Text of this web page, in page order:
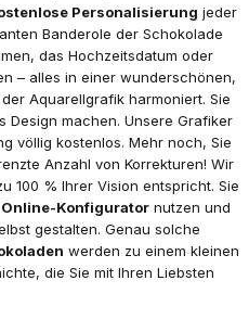
Personalisierung jeder
Banderole der Schokolade
das Hochzeitsdatum oder
– alles in einer wunderschönen,
Aquarellgrafik harmoniert. Sie
Design machen. Unsere Grafiker
völlig kostenlos. Mehr noch, Sie
Anzahl von Korrekturen! Wir
100 % Ihrer Vision entspricht. Sie
Online-Konfigurator nutzen und
gestalten. Genau solche
werden zu einem kleinen
die Sie mit Ihren Liebsten